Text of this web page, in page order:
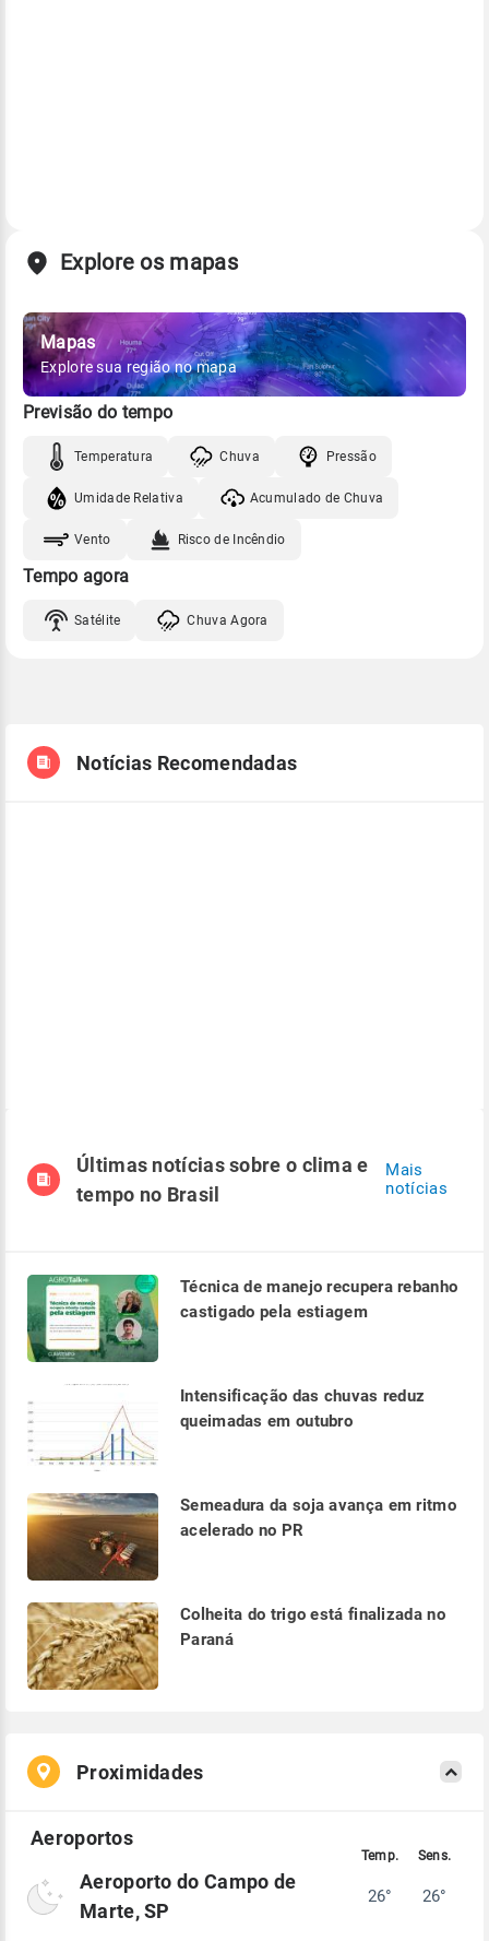
Explore os mapas
Mapas
Explore sua região no mapa
Previsão do tempo
Temperatura Chuva Pressão
Umidade Relativa Acumulado de Chuva
Vento Risco de Incêndio
Tempo agora
Satélite Chuva Agora
Notícias Recomendadas
Últimas notícias sobre o clima e
tempo no Brasil
Mais
notícias
Técnica de manejo recupera rebanho
castigado pela estiagem
Intensificação das chuvas reduz
queimadas em outubro
Semeadura da soja avança em ritmo
acelerado no PR
Colheita do trigo está finalizada no
Paraná
Proximidades
Aeroporto do Campo de
Marte, SP
26° 26°